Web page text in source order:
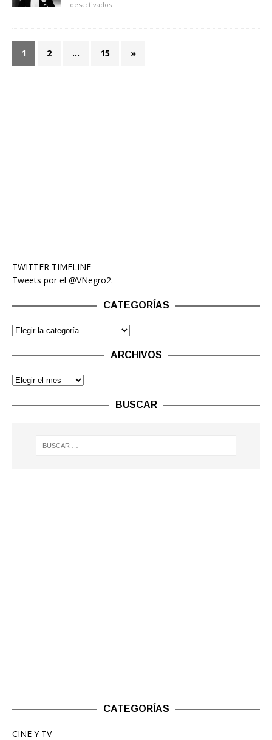
desactivados
1 2 … 15 »
TWITTER TIMELINE
Tweets por el @VNegro2.
CATEGORÍAS
ARCHIVOS
BUSCAR
CATEGORÍAS
CINE Y TV